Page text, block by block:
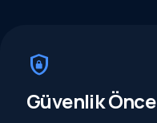
shield_lock
Güvenlik Önce